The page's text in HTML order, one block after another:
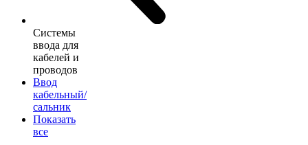
Системы
ввода для
кабелей и
проводов
Ввод
кабельный/
сальник
Показать
все